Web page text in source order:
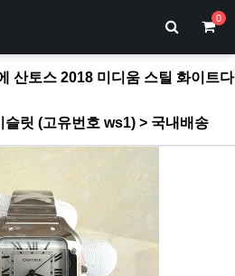
0
산토스 2018 미디움 스틸 화이트다
릿 (고유번호 ws1) > 국내배송